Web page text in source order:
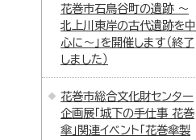
花巻市石鳥谷町の遺跡 ～
北上川東岸の古代遺跡を中
心に～」を開催します（終了
しました）
花巻市総合文化財センター
企画展「城下の手仕事 花巻
傘」関連イベント「花巻傘製